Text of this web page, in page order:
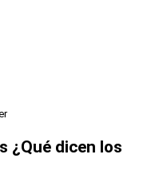
¿Qué dicen los